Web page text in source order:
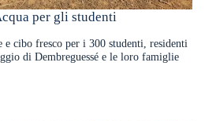
per gli studenti
e cibo fresco per i 300 studenti, residenti
di Dembreguessé e le loro famiglie